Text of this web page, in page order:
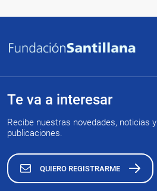
Te va a interesar
Recibe nuestras novedades, noticias
publicaciones.
QUIERO REGISTRARME